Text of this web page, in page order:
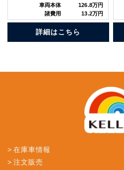
車両本体
126.8万円
諸費用
13.2万円
詳細はこちら
在庫車情報
注文販売